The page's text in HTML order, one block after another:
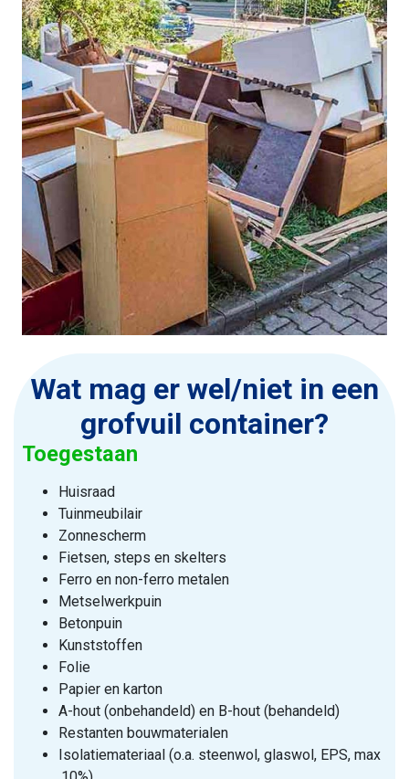
Wat mag er wel/niet in een
grofvuil container?
Toegestaan
Huisraad
Tuinmeubilair
Zonnescherm
Fietsen, steps en skelters
Ferro en non-ferro metalen
Metselwerkpuin
Betonpuin
Kunststoffen
Folie
Papier en karton
A-hout (onbehandeld) en B-hout (behandeld)
Restanten bouwmaterialen
Isolatiemateriaal (o.a. steenwol, glaswol, EPS, max